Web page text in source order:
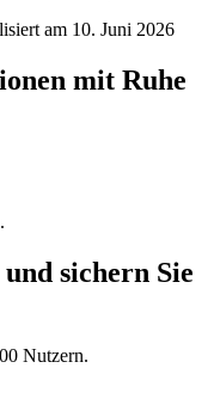
am 10. Juni 2026
mit Ruhe
sichern Sie
Nutzern.